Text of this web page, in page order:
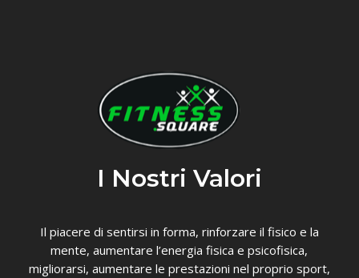
I Nostri Valori
Il piacere di sentirsi in forma, rinforzare il fisico e la
mente, aumentare l’energia fisica e psicofisica,
migliorarsi, aumentare le prestazioni nel proprio sport,